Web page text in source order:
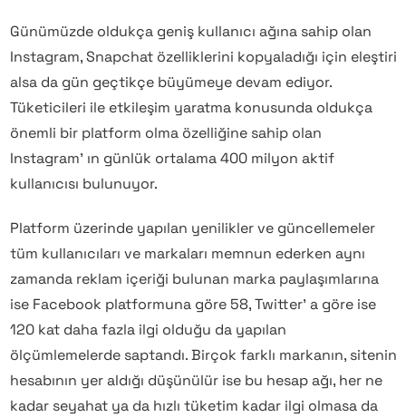
Günümüzde oldukça geniş kullanıcı ağına sahip olan
Instagram, Snapchat özelliklerini kopyaladığı için eleştiri
alsa da gün geçtikçe büyümeye devam ediyor.
Tüketicileri ile etkileşim yaratma konusunda oldukça
önemli bir platform olma özelliğine sahip olan
Instagram’ ın günlük ortalama 400 milyon aktif
kullanıcısı bulunuyor.
Platform üzerinde yapılan yenilikler ve güncellemeler
tüm kullanıcıları ve markaları memnun ederken aynı
zamanda reklam içeriği bulunan marka paylaşımlarına
ise Facebook platformuna göre 58, Twitter’ a göre ise
120 kat daha fazla ilgi olduğu da yapılan
ölçümlemelerde saptandı. Birçok farklı markanın, sitenin
hesabının yer aldığı düşünülür ise bu hesap ağı, her ne
kadar seyahat ya da hızlı tüketim kadar ilgi olmasa da